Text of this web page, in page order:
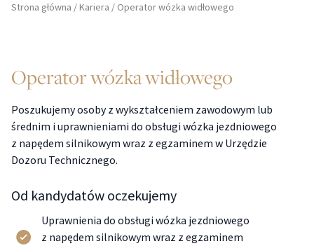
Strona główna /Kariera / Operator wózka widłowego
Operator wózka widłowego
Poszukujemy osoby z wykształceniem zawodowym lub
średnim i uprawnieniami do obsługi wózka jezdniowego
z napędem silnikowym wraz z egzaminem w Urzędzie
Dozoru Technicznego.
Od kandydatów oczekujemy
Uprawnienia do obsługi wózka jezdniowego
z napędem silnikowym wraz z egzaminem